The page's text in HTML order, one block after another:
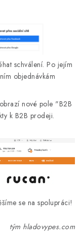
schválení. Po jejím
objednávkám
nové pole "B2B
k B2B prodeji.
se na spolupráci!
tým hladovypes.com